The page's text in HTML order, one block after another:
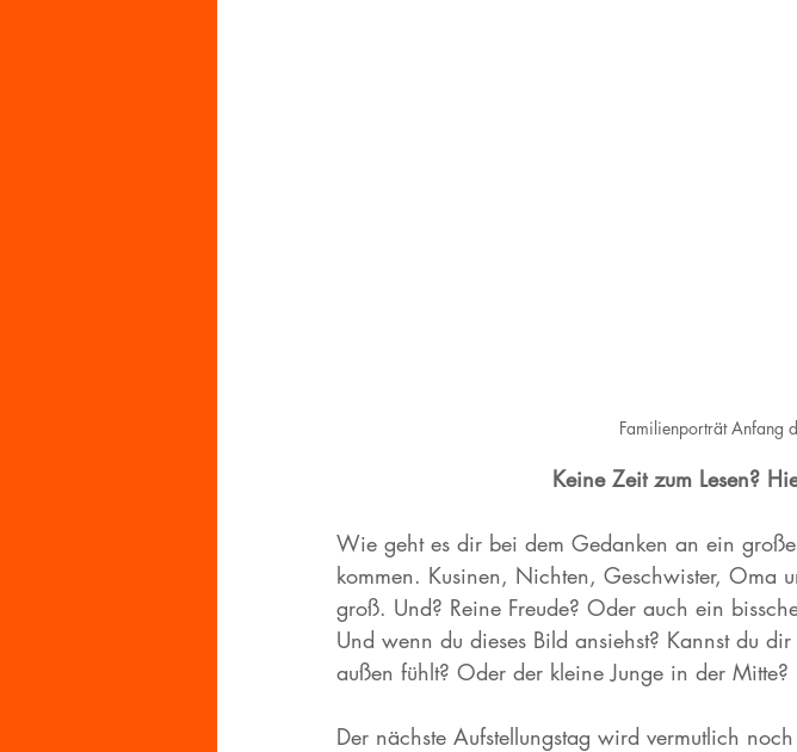
Familienporträt Anfang
Keine Zeit zum Lesen?
Wie geht es dir bei dem Gedanken an ein
kommen. Kusinen, Nichten, Geschwister, Oma
groß. Und? Reine Freude? Oder auch ein
Und wenn du dieses Bild ansiehst? Kannst du
außen fühlt? Oder der kleine Junge in der Mitte?
Der nächste Aufstellungstag wird vermutlich